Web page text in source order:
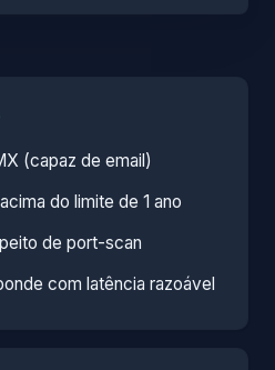
(capaz de email)
do limite de 1 ano
de port-scan
com latência razoável